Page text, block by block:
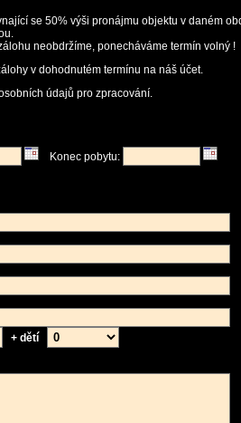
se 50% výši pronájmu objektu v daném
neobdržíme, ponecháváme termín volný !
v dohodnutém termínu na náš účet.
údajů pro zpracování.
Konec pobytu:
+ dětí